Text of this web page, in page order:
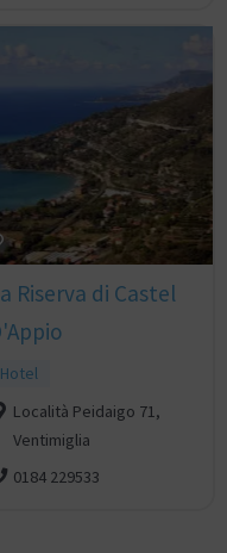
Riserva di Castel
Hotel
Località Peidaigo 71,
Ventimiglia
0184 229533